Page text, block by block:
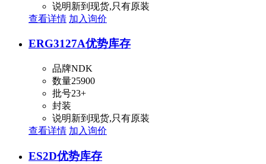
说明新到现货,只有原装
查看详情 加入询价
ERG3127A优势库存
品牌NDK
数量25900
批号23+
封装
说明新到现货,只有原装
查看详情 加入询价
ES2D优势库存